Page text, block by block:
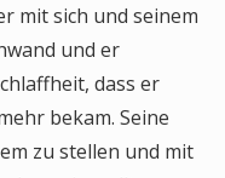
mit sich und seinem
und er
dass er
bekam. Seine
zu stellen und mit